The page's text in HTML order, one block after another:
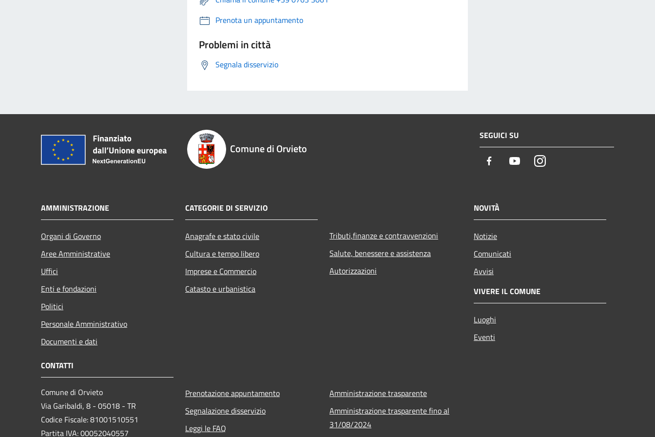
Prenota un appuntamento
Problemi in città
Segnala disservizio
Comune di Orvieto
SEGUICI SU
Facebook YoutubeInstagram
AMMINISTRAZIONE
Organi di Governo
Aree Amministrative
Uffici
Enti e fondazioni
Politici
Personale Amministrativo
Documenti e dati
CATEGORIE DI SERVIZIO
Anagrafe e stato civile
Cultura e tempo libero
Imprese e Commercio
Catasto e urbanistica
Tributi,finanze e contravvenzioni
Salute, benessere e assistenza
Autorizzazioni
NOVITÀ
Notizie
Comunicati
Avvisi
VIVERE IL COMUNE
Luoghi
Eventi
CONTATTI
Comune di Orvieto
Via Garibaldi, 8 - 05018 - TR
Codice Fiscale: 81001510551
Partita IVA: 00052040557
Prenotazione appuntamento
Segnalazione disservizio
Leggi le FAQ
Amministrazione trasparente
Amministrazione trasparente fino al
31/08/2024